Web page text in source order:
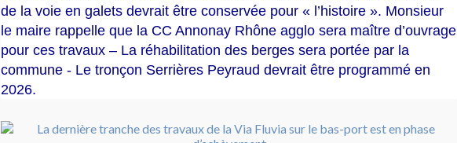
de la voie en galets devrait être conservée pour « l’histoire ». Monsieur
le maire rappelle que la CC Annonay Rhône agglo sera maître d’ouvrage
pour ces travaux – La réhabilitation des berges sera portée par la
commune - Le tronçon Serrières Peyraud devrait être programmé en
2026.